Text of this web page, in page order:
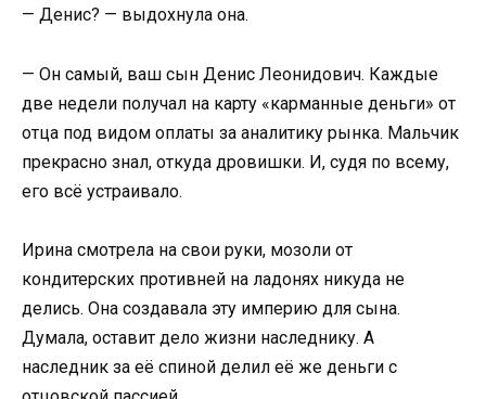
— Денис? — выдохнула она.
— Он самый, ваш сын Денис Леонидович. Каждые
две недели получал на карту «карманные деньги» от
отца под видом оплаты за аналитику рынка. Мальчик
прекрасно знал, откуда дровишки. И, судя по всему,
его всё устраивало.
Ирина смотрела на свои руки, мозоли от
кондитерских противней на ладонях никуда не
делись. Она создавала эту империю для сына.
Думала, оставит дело жизни наследнику. А
наследник за её спиной делил её же деньги с